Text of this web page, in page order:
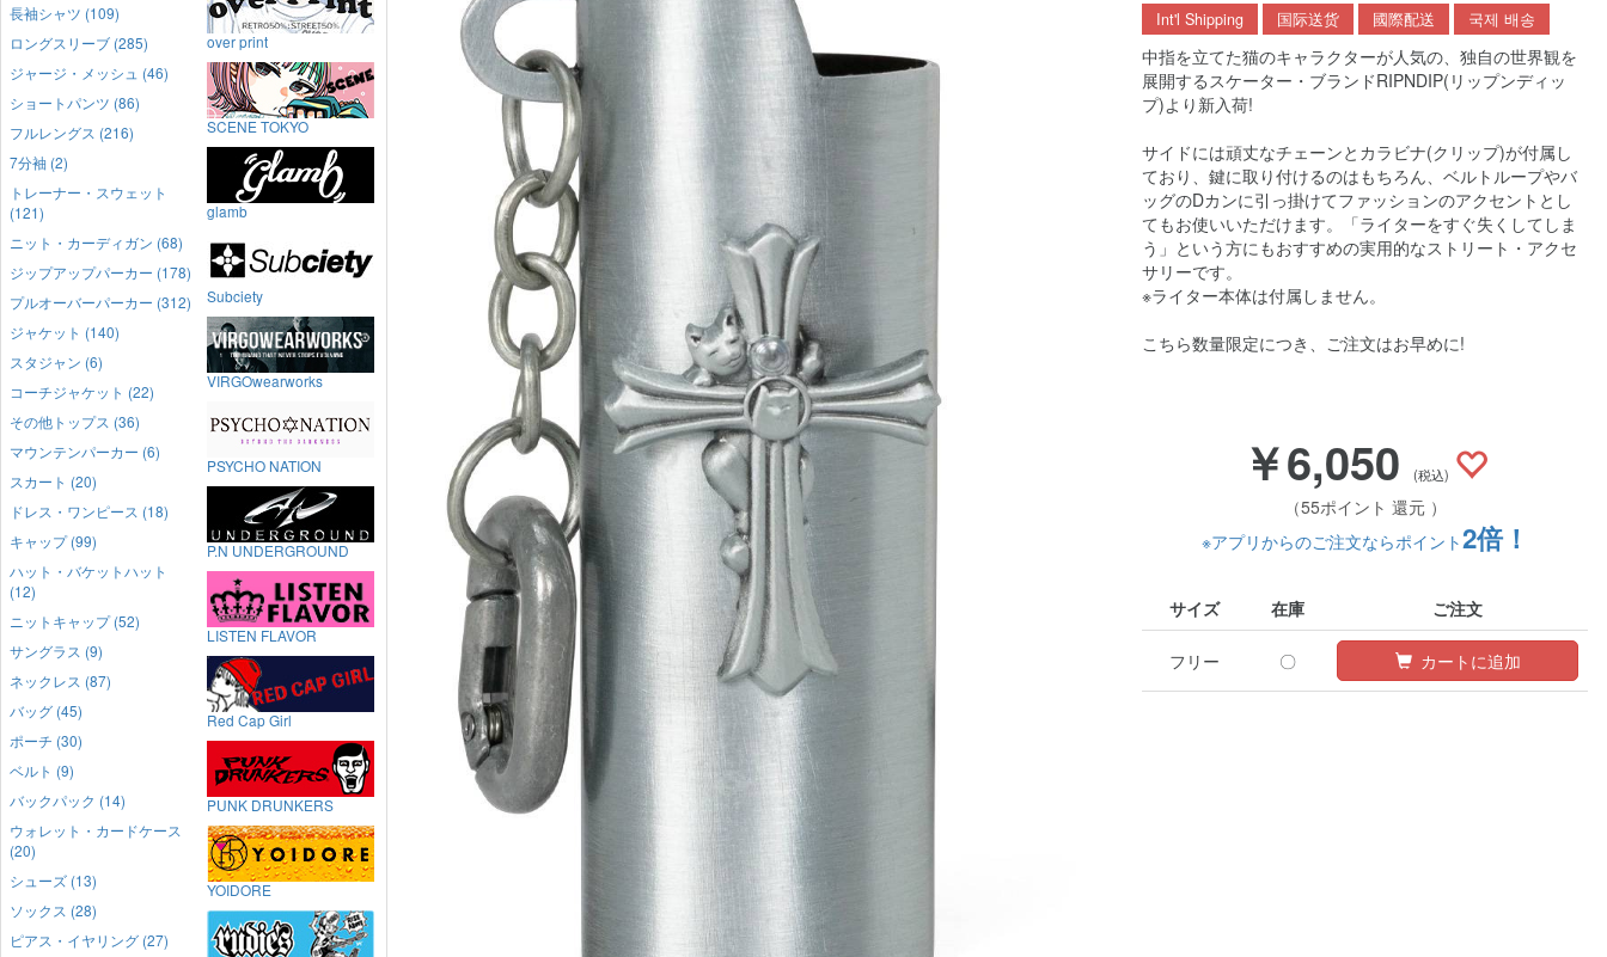
Int'l Shipping 国际送货 國際配送 국제 배송
中指を立てた猫のキャラクターが人気の、独自の世界観を
展開するスケーター・ブランドRIPNDIP(リップンディッ
プ)より新入荷!
サイドには頑丈なチェーンとカラビナ(クリップ)が付属し
ており、鍵に取り付けるのはもちろん、ベルトループやバ
ッグのDカンに引っ掛けてファッションのアクセントとし
てもお使いいただけます。「ライターをすぐ失くしてしま
う」という方にもおすすめの実用的なストリート・アクセ
サリーです。
※ライター本体は付属しません。
こちら数量限定につき、ご注文はお早めに!
￥6,050 (税込)
（55ポイント 還元 ）
※アプリからのご注文ならポイント2倍！
サイズ 在庫 ご注文
フリー 〇 カートに追加
長袖シャツ (109)
ロングスリーブ (285)
ジャージ・メッシュ (46)
ショートパンツ (86)
フルレングス (216)
7分袖 (2)
トレーナー・スウェット
(121)
ニット・カーディガン (68)
ジップアップパーカー (178)
プルオーバーパーカー (312)
ジャケット (140)
スタジャン (6)
コーチジャケット (22)
その他トップス (36)
マウンテンパーカー (6)
スカート (20)
ドレス・ワンピース (18)
キャップ (99)
ハット・バケットハット
(12)
ニットキャップ (52)
サングラス (9)
ネックレス (87)
バッグ (45)
ポーチ (30)
ベルト (9)
バックパック (14)
ウォレット・カードケース
(20)
シューズ (13)
ソックス (28)
ピアス・イヤリング (27)
over print
SCENE TOKYO
glamb
Subciety
VIRGOwearworks
PSYCHO NATION
P.N UNDERGROUND
LISTEN FLAVOR
Red Cap Girl
PUNK DRUNKERS
YOIDORE